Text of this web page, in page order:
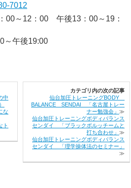
7012
00～12：00 午後13：00～19：
～午後19:00
中
な
ト
カテゴリ内の次の記事
仙台加圧トレーニングBODY
BALANCE SENDAI 「名古屋トレー
ナー勉強会」 ≫
仙台加圧トレーニングボディバランス
センダイ 「ブラックボルッチームと
打ち合わせ」 ≫
仙台加圧トレーニングボディバランス
センダイ 「理学操体法のセミナー」
≫